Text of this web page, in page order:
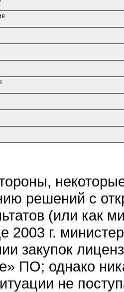
решений с
(или как
2003 г.
закупок
ПО; однако
не